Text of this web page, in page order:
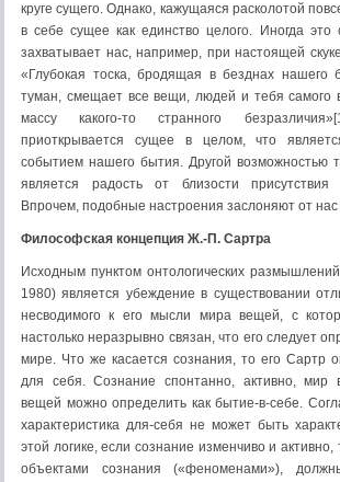
круге сущего. Однако, кажущаяся расколотой
в себе сущее как единство целого. Иногда
захватывает нас, например, при настоящей
«Глубокая тоска, бродящая в безднах нашего
туман, смещает все вещи, людей и тебя самого
массу какого-то странного
приоткрывается сущее в целом, что
событием нашего бытия. Другой возможностью
является радость от близости присутствия
Впрочем, подобные настроения заслоняют от
Философская концепция Ж.-П. Сартра
Исходным пунктом онтологических
1980) является убеждение в существовании
несводимого к его мысли мира вещей, с
настолько неразрывно связан, что его следует
мире. Что же касается сознания, то его Сартр
для себя. Сознание спонтанно, активно,
вещей можно определить как бытие-в-себе.
характеристика для-себя не может быть
этой логике, если сознание изменчиво и
объектами сознания («феноменами»),